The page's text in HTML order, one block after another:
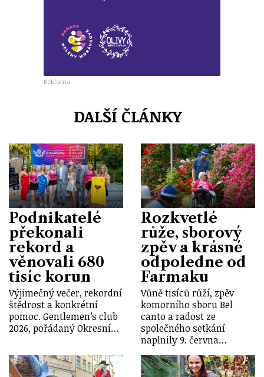
Reklama
DALŠÍ ČLÁNKY
Podnikatelé
překonali
rekord a
věnovali 680
tisíc korun
Výjimečný večer, rekordní
štědrost a konkrétní
pomoc. Gentlemen’s club
2026, pořádaný Okresní…
Rozkvetlé
růže, sborový
zpěv a krásné
odpoledne od
Farmaku
Vůně tisíců růží, zpěv
komorního sboru Bel
canto a radost ze
společného setkání
naplnily 9. června…